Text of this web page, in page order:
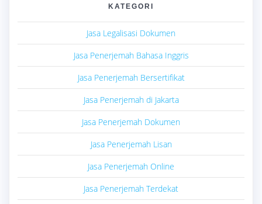
KATEGORI
Jasa Legalisasi Dokumen
Jasa Penerjemah Bahasa Inggris
Jasa Penerjemah Bersertifikat
Jasa Penerjemah di Jakarta
Jasa Penerjemah Dokumen
Jasa Penerjemah Lisan
Jasa Penerjemah Online
Jasa Penerjemah Terdekat